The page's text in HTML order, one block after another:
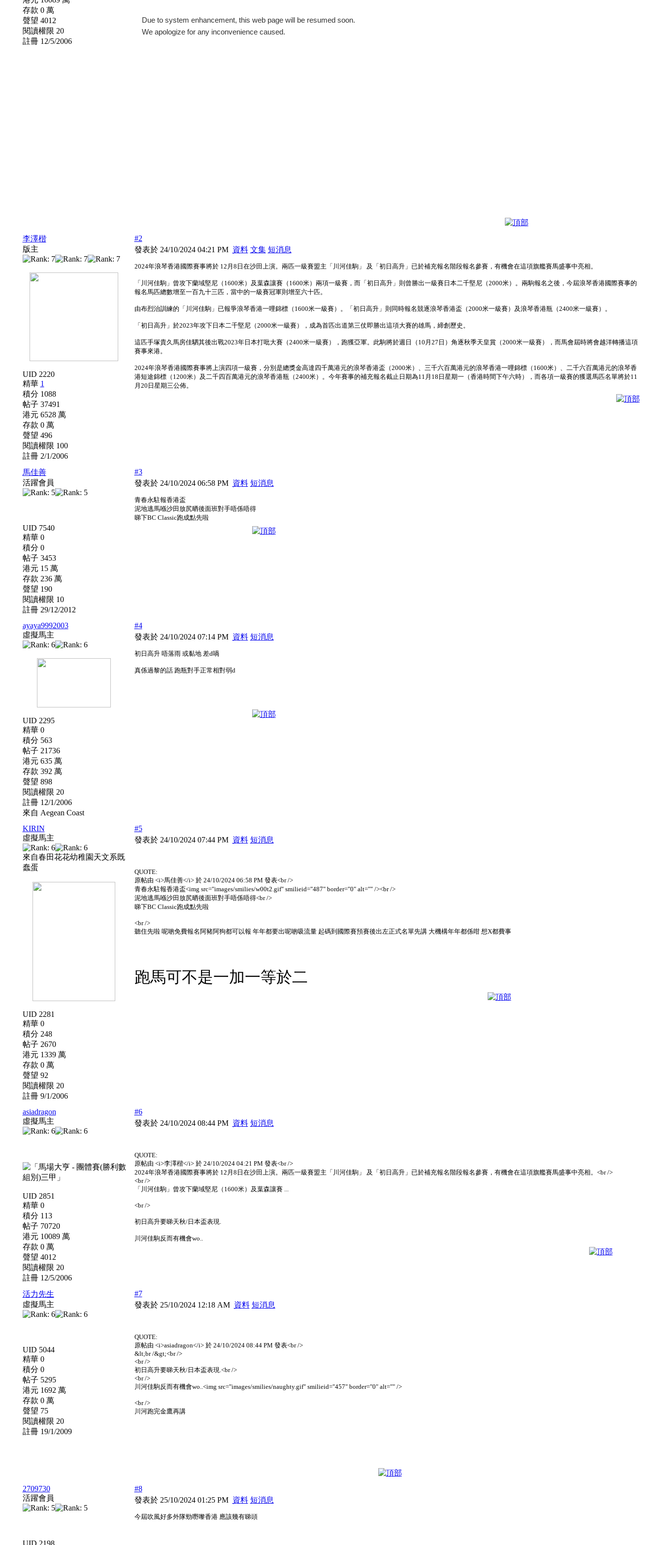
存款 0 萬
聲望 4012
閱讀權限 20
註冊 12/5/2006
李澤楷
版主
UID 2220
精華 1
積分 1088
帖子 37491
港元 6528 萬
存款 0 萬
聲望 496
閱讀權限 100
註冊 2/1/2006
#2
發表於 24/10/2024 04:21 PM 資料 文集 短消息
2024年浪琴香港國際賽事將於 12月8日在沙田上演。兩匹一級賽盟主「川河佳駒」 及「初日高升」已於補充報名階段報名參賽，有機會在這項旗艦賽馬盛事中亮相。
「川河佳駒」曾攻下蘭域堅尼（1600米）及葉森讓賽（1600米）兩項一級賽，而「初日高升」則曾勝出一級賽日本二千堅尼（2000米）。兩駒報名之後，今屆浪琴香港國際賽事的
報名馬匹總數增至一百九十三匹，當中的一級賽冠軍則增至六十匹。
由布烈治訓練的「川河佳駒」已報爭浪琴香港一哩錦標（1600米一級賽）。「初日高升」則同時報名競逐浪琴香港盃（2000米一級賽）及浪琴香港瓶（2400米一級賽）。
「初日高升」於2023年攻下日本二千堅尼（2000米一級賽），成為首匹出道第三仗即勝出這項大賽的雄馬，締創歷史。
這匹手塚貴久馬房佳駟其後出戰2023年日本打吡大賽（2400米一級賽），跑獲亞軍。此駒將於週日（10月27日）角逐秋季天皇賞（2000米一級賽），而馬會屆時將會越洋轉播這項
賽事來港。
2024年浪琴香港國際賽事將上演四項一級賽，分別是總獎金高達四千萬港元的浪琴香港盃（2000米）、三千六百萬港元的浪琴香港一哩錦標（1600米）、二千六百萬港元的浪琴香
港短途錦標（1200米）及二千四百萬港元的浪琴香港瓶（2400米）。今年賽事的補充報名截止日期為11月18日星期一（香港時間下午六時），而各項一級賽的獲選馬匹名單將於11
月20日星期三公佈。
馬佳善
活躍會員
UID 7540
精華 0
積分 0
帖子 3453
港元 15 萬
存款 236 萬
聲望 190
閱讀權限 10
註冊 29/12/2012
#3
發表於 24/10/2024 06:58 PM 資料 短消息
青春永駐報香港盃
泥地逃馬喺沙田放尻晒後面班對手唔係唔得
睇下BC Classic跑成點先啦
ayaya9992003
虛擬馬主
UID 2295
精華 0
積分 563
帖子 21736
港元 635 萬
存款 392 萬
聲望 898
閱讀權限 20
註冊 12/1/2006
來自 Aegean Coast
#4
發表於 24/10/2024 07:14 PM 資料 短消息
初日高升 唔落雨 或黏地 差d喎
真係過黎的話 跑瓶對手正常相對弱d
KIRIN
虛擬馬主
來自春田花花幼稚園天文系既
蠢蛋
UID 2281
精華 0
積分 248
帖子 2670
港元 1339 萬
存款 0 萬
聲望 92
閱讀權限 20
註冊 9/1/2006
#5
發表於 24/10/2024 07:44 PM 資料 短消息
QUOTE:
原帖由 <i>馬佳善</i> 於 24/10/2024 06:58 PM 發表<br />
青春永駐報香港盃<img src="images/smilies/w00t2.gif" smilieid="487" border="0" alt="" /><br />
泥地逃馬喺沙田放尻晒後面班對手唔係唔得<br />
睇下BC Classic跑成點先啦
<br />
聽住先啦 呢啲免費報名阿豬阿狗都可以報 年年都要出呢啲吸流量 起碼到國際賽預賽後出左正式名單先講 大機構年年都係咁 想X都費事
跑馬可不是一加一等於二
asiadragon
虛擬馬主
UID 2851
精華 0
積分 113
帖子 70720
港元 10089 萬
存款 0 萬
聲望 4012
閱讀權限 20
註冊 12/5/2006
#6
發表於 24/10/2024 08:44 PM 資料 短消息
QUOTE:
原帖由 <i>李澤楷</i> 於 24/10/2024 04:21 PM 發表<br />
2024年浪琴香港國際賽事將於 12月8日在沙田上演。兩匹一級賽盟主「川河佳駒」 及「初日高升」已於補充報名階段報名參賽，有機會在這項旗艦賽馬盛事中亮相。<br />
<br />
「川河佳駒」曾攻下蘭域堅尼（1600米）及葉森讓賽 ...
<br />
初日高升要睇天秋/日本盃表現.
川河佳駒反而有機會wo..
活力先生
虛擬馬主
UID 5044
精華 0
積分 0
帖子 5295
港元 1692 萬
存款 0 萬
聲望 75
閱讀權限 20
註冊 19/1/2009
#7
發表於 25/10/2024 12:18 AM 資料 短消息
QUOTE:
原帖由 <i>asiadragon</i> 於 24/10/2024 08:44 PM 發表<br />
&lt;br /&gt;<br />
<br />
初日高升要睇天秋/日本盃表現.<br />
<br />
川河佳駒反而有機會wo..<img src="images/smilies/naughty.gif" smilieid="457" border="0" alt="" />
<br />
川河跑完金鷹再講
2709730
活躍會員
UID 2198
#8
發表於 25/10/2024 01:25 PM 資料 短消息
今屆吹風好多外隊勁嘢嚟香港 應該幾有睇頭